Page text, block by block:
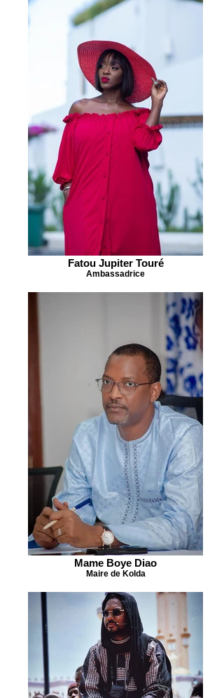
Fatou Jupiter Touré
Ambassadrice
Mame Boye Diao
Maire de Kolda